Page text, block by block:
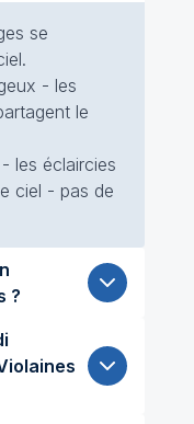
se
- les
le
les éclaircies
ciel - pas de
?